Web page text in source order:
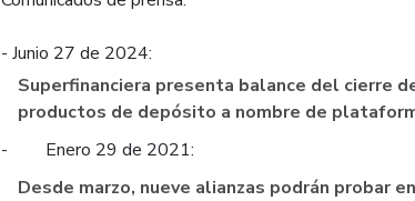
- Junio 27 de 2024:
Superfinanciera presenta balance del cierre
productos de depósito a nombre de
-
Enero 29 de 2021:
Desde marzo, nueve alianzas podrán probar